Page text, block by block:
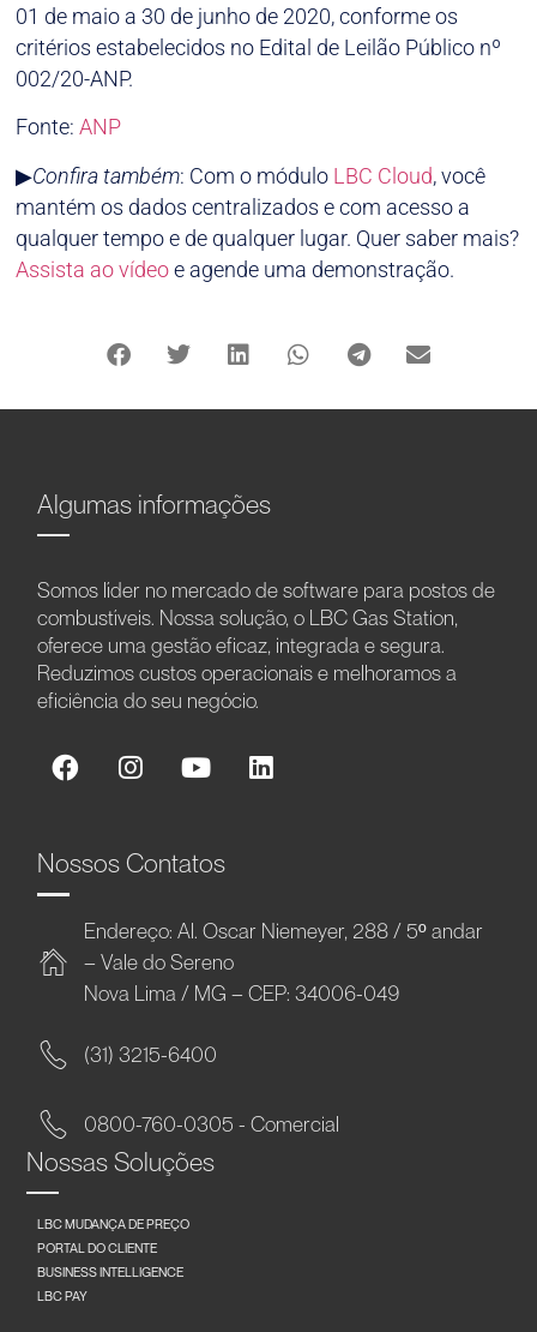
01 de maio a 30 de junho de 2020, conforme os
critérios estabelecidos no Edital de Leilão Público nº
002/20-ANP.
Fonte:ANP
▶Confira também: Com o módulo LBC Cloud, você
mantém os dados centralizados e com acesso a
qualquer tempo e de qualquer lugar. Quer saber mais?
Assista ao vídeoe agende uma demonstração.
Algumas informações
Somos líder no mercado de software para postos de
combustíveis. Nossa solução, o LBC Gas Station,
oferece uma gestão eficaz, integrada e segura.
Reduzimos custos operacionais e melhoramos a
eficiência do seu negócio.
Nossos Contatos
Endereço: Al. Oscar Niemeyer, 288 / 5º andar
– Vale do Sereno
Nova Lima / MG – CEP: 34006-049
(31) 3215-6400
0800-760-0305 - Comercial
Nossas Soluções
LBC MUDANÇA DE PREÇO
PORTAL DO CLIENTE
BUSINESS INTELLIGENCE
LBC PAY